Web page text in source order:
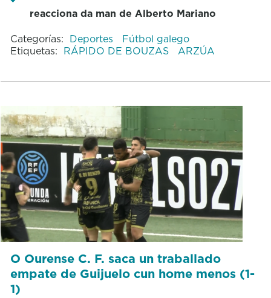
reacciona da man de Alberto Mariano
Categorías: Deportes
Fútbol galego
Etiquetas: RÁPIDO DE BOUZAS ARZÚA
O Ourense C. F. saca un traballado
empate de Guijuelo cun home menos (1-
1)